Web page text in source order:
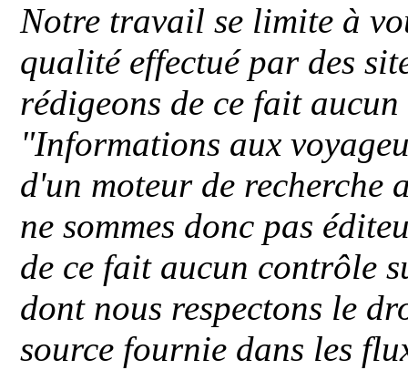
Notre travail se limite à
qualité effectué par des
rédigeons de ce fait
"Informations aux
d'un moteur de recherche
ne sommes donc pas
de ce fait aucun contrôle
dont nous respectons le
source fournie dans les